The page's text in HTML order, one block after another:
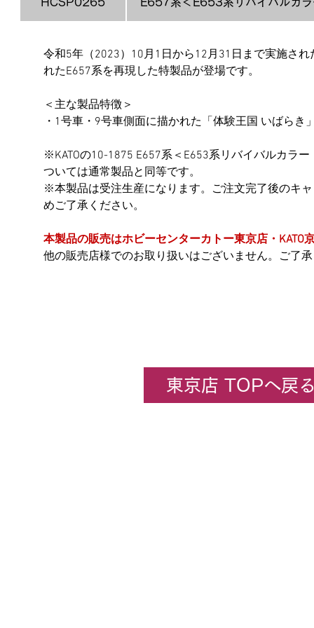
令和5年（2023）10月1日から12月31日まで実施さ
れたE657系を再現した特製品が登場です。
＜主な製品特徴＞
・1号車・9号車側面に描かれた「体験王国 いばらき
※KATOの10-1875 E657系＜E653系リバイバルカラ
ついては通常製品と同等です。
※本製品は受注生産になります。ご注文完了後のキ
めご了承ください。
本製品の販売はホビーセンターカトー東京店・
他の販売店様でのお取り扱いはございません。ご了
東京店 TOPへ戻